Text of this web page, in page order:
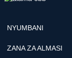
NYUMBANI
ZANA ZA ALMASI